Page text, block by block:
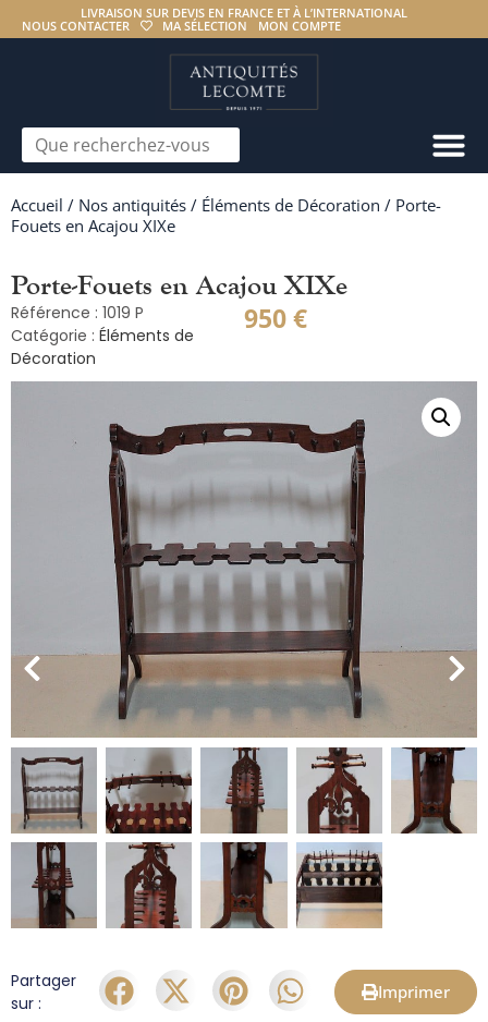
LIVRAISON SUR DEVIS EN FRANCE ET À L’INTERNATIONAL
NOUS CONTACTER
MA SÉLECTION MON COMPTE
Accueil / Nos antiquités / Éléments de Décoration / Porte-
Fouets en Acajou XIXe
Porte-Fouets en Acajou XIXe
Référence : 1019 P
Catégorie : Éléments de
Décoration
950€
Partager
sur :
Imprimer